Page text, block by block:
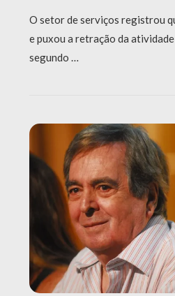
O setor de serviços registrou
e puxou a retração da
segundo …